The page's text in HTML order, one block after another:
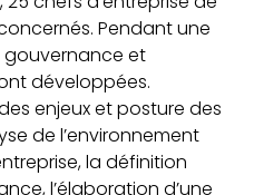
Pendant une
gouvernance et
développées.
enjeux et posture des
de l’environnement
la définition
l’élaboration d’une